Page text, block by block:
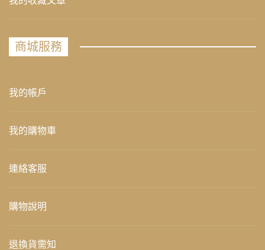
商城服務
我的帳戶
我的購物車
連絡客服
購物說明
退換貨需知